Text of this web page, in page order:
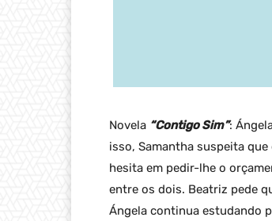
Novela “Contigo Sim”:
isso, Samantha suspeita
hesita em pedir-lhe o
entre os dois. Beatriz pede
Ángela continua estudando